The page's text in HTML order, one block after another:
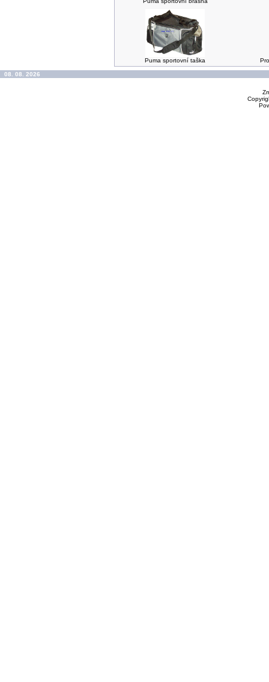
Puma sportovní taška
08. 08. 2026